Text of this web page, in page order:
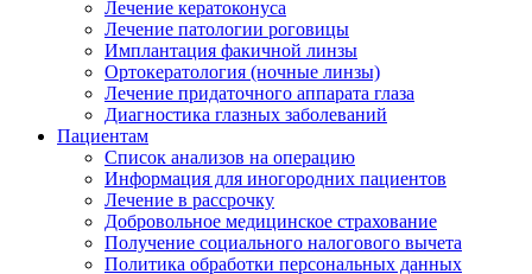
Лечение кератоконуса
Лечение патологии роговицы
Имплантация факичной линзы
Ортокератология (ночные линзы)
Лечение придаточного аппарата глаза
Диагностика глазных заболеваний
Пациентам
Список анализов на операцию
Информация для иногородних пациентов
Лечение в рассрочку
Добровольное медицинское страхование
Получение социального налогового вычета
Политика обработки персональных данных